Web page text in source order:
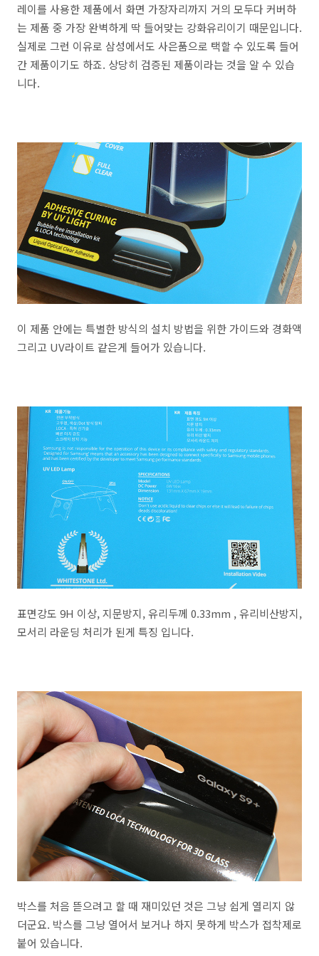
레이를 사용한 제품에서 화면 가장자리까지 거의 모두다 커버하
는 제품 중 가장 완벽하게 딱 들어맞는 강화유리이기 때문입니다.
실제로 그런 이유로 삼성에서도 사은품으로 택할 수 있도록 들어
간 제품이기도 하죠. 상당히 검증된 제품이라는 것을 알 수 있습
니다.
이 제품 안에는 특별한 방식의 설치 방법을 위한 가이드와 경화액
그리고 UV라이트 같은게 들어가 있습니다.
표면강도 9H 이상, 지문방지, 유리두께 0.33mm , 유리비산방지,
모서리 라운딩 처리가 된게 특징 입니다.
박스를 처음 뜯으려고 할 때 재미있던 것은 그냥 쉽게 열리지 않
더군요. 박스를 그냥 열어서 보거나 하지 못하게 박스가 접착제로
붙어 있습니다.